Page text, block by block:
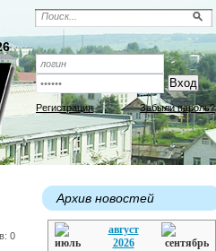
Регистрация Забыли пароль?
0
Архив новостей
август
2026